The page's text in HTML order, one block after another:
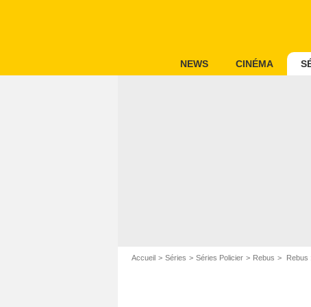
NEWS CINÉMA
Accueil Séries Séries Policier Rebus Rebus